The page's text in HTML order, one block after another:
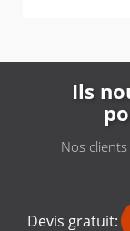
Ils
Nos
Devis gratuit: